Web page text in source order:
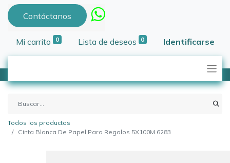
Contáctanos
Mi carrito 0 Lista de deseos 0 Identificarse
Todos los productos
Cinta Blanca De Papel Para Regalos 5X100M 6283